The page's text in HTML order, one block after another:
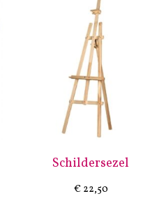
Schildersezel
€22,50